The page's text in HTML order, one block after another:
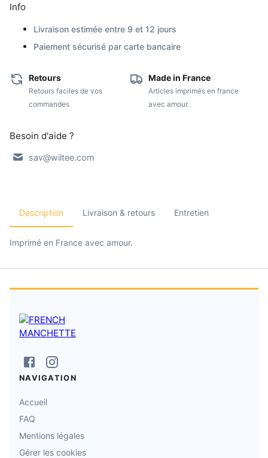
Info
Livraison estimée entre 9 et 12 jours
Paiement sécurisé par carte bancaire
Retours
Retours faciles de vos
commandes
Made in France
Articles imprimés en france
avec amour.
Besoin d'aide ?
sav@wiltee.com
Description Livraison & retours Entretien
Imprimé en France avec amour.
NAVIGATION
Accueil
FAQ
Mentions légales
Gérer les cookies